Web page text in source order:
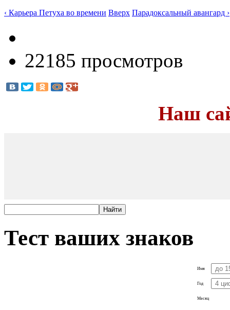
‹ Карьера Петуха во времени Вверх Парадоксальный авангард ›
22185 просмотров
Наш
Тест ваших знаков
Имя
Год
Месяц